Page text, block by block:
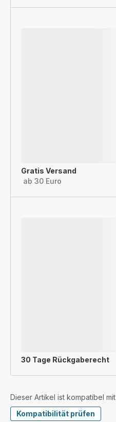
Gratis Versand
ab 30 Euro
30 Tage Rückgaberecht
Dieser Artikel ist kompatibel mit
Kompatibilität prüfen